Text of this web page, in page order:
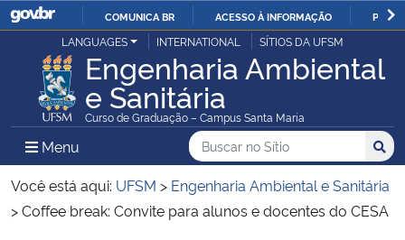
IR
PARA
O
CONTEÚDO
COMUNICA BR ACESSO À INFORMAÇÃO
Ministério da Justiça e Segurança Pública
Ministério da Defesa
Ministério das Relações Exteriores
LANGUAGES INTERNATIONAL SÍTIOS DA UFSM
Engenharia Ambiental
e Sanitária
Curso de Graduação – Campus Santa Maria
Menu Menu Principal do Sítio
Busca
Buscar no no Sítio
Busca:
Você está aqui: UFSM > Engenharia Ambiental e Sanitária
>Coffee break: Convite para alunos e docentes do CESA